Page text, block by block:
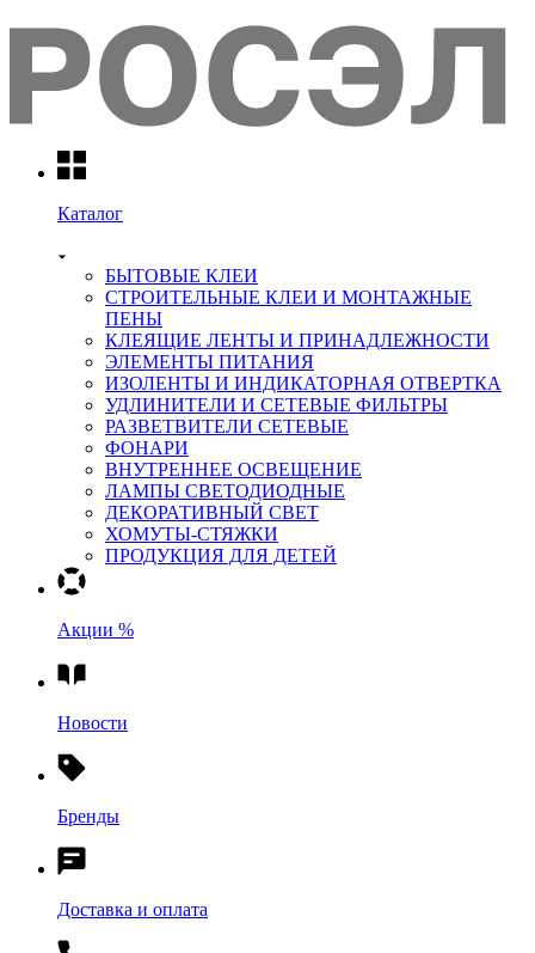
Каталог
БЫТОВЫЕ КЛЕИ
СТРОИТЕЛЬНЫЕ КЛЕИ И МОНТАЖНЫЕ
ПЕНЫ
КЛЕЯЩИЕ ЛЕНТЫ И ПРИНАДЛЕЖНОСТИ
ЭЛЕМЕНТЫ ПИТАНИЯ
ИЗОЛЕНТЫ И ИНДИКАТОРНАЯ ОТВЕРТКА
УДЛИНИТЕЛИ И СЕТЕВЫЕ ФИЛЬТРЫ
РАЗВЕТВИТЕЛИ СЕТЕВЫЕ
ФОНАРИ
ВНУТРЕННЕЕ ОСВЕЩЕНИЕ
ЛАМПЫ СВЕТОДИОДНЫЕ
ДЕКОРАТИВНЫЙ СВЕТ
ХОМУТЫ-СТЯЖКИ
ПРОДУКЦИЯ ДЛЯ ДЕТЕЙ
Акции %
Новости
Бренды
Доставка и оплата